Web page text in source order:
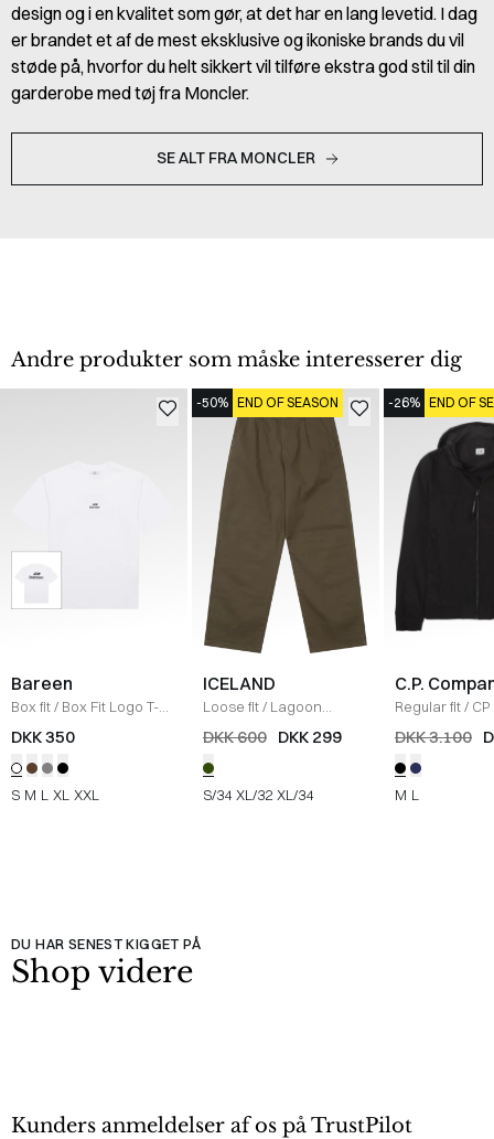
design og i en kvalitet som gør, at det har en lang levetid. I dag
er brandet et af de mest eksklusive og ikoniske brands du vil
støde på, hvorfor du helt sikkert vil tilføre ekstra god stil til din
garderobe med tøj fra Moncler.
SE ALT FRA MONCLER
Andre produkter som måske interesserer dig
Bareen
Box fit/ Box Fit Logo T-
shirt /WHITE
DKK 350
S M L XL XXL
-50% END OF SEASON
ICELAND
Loose fit/ Lagoon
Bukser / OLIVE
DKK 600 DKK 299
S/34 XL/32 XL/34
-26% END OF
C.P.
Regular fit/
Jakke
SORT
DKK 3.100
M L
DU HAR SENEST KIGGET PÅ
Shop videre
Kunders anmeldelser af os på TrustPilot